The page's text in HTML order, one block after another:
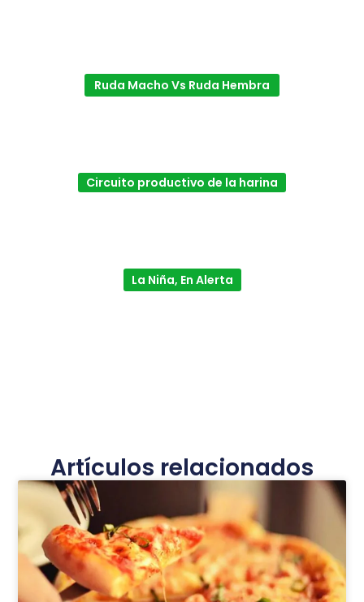
Ruda Macho Vs Ruda Hembra
Circuito productivo de la harina
La Niña, En Alerta
Artículos relacionados